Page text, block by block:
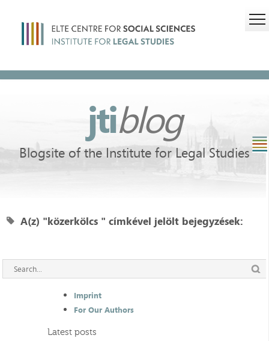
jtiblog
Blogsite of the Institute for Legal Studies
A(z) "közerkölcs " címkével jelölt bejegyzések:
Imprint
For Our Authors
Latest posts